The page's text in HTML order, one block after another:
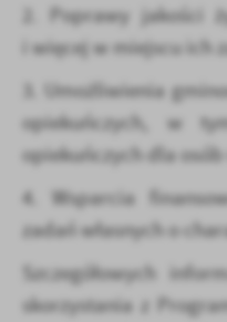
2. Poprawy
i więcej w miejscu ich
3. Umożliwienia
opiekuńczych, w
opiekuńczych dla
4. Wsparcia
zadań własnych o
Szczegółowych
skorzystania z